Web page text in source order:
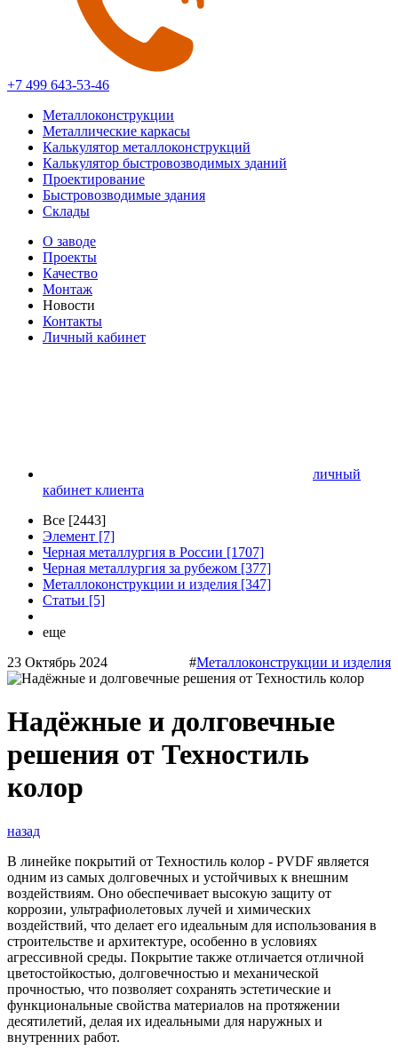
+7 499 643-53-46
Металлоконструкции
Металлические каркасы
Калькулятор металлоконструкций
Калькулятор быстровозводимых зданий
Проектирование
Быстровозводимые здания
Склады
О заводе
Проекты
Качество
Монтаж
Новости
Контакты
Личный кабинет
личный
кабинет клиента
Все [2443]
Элемент [7]
Черная металлургия в России [1707]
Черная металлургия за рубежом [377]
Металлоконструкции и изделия [347]
Статьи [5]
еще
23 Октябрь 2024
#Металлоконструкции и изделия
Надёжные и долговечные
решения от Техностиль
колор
назад
В линейке покрытий от Техностиль колор - PVDF является
одним из самых долговечных и устойчивых к внешним
воздействиям. Оно обеспечивает высокую защиту от
коррозии, ультрафиолетовых лучей и химических
воздействий, что делает его идеальным для использования в
строительстве и архитектуре, особенно в условиях
агрессивной среды. Покрытие также отличается отличной
цветостойкостью, долговечностью и механической
прочностью, что позволяет сохранять эстетические и
функциональные свойства материалов на протяжении
десятилетий, делая их идеальными для наружных и
внутренних работ.